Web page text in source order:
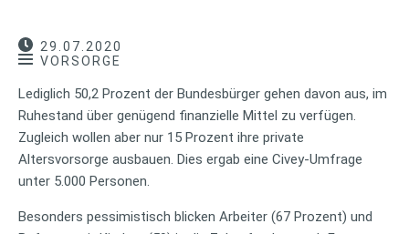
29.07.2020
VORSORGE
Lediglich 50,2 Prozent der Bundesbürger gehen davon aus, im
Ruhestand über genügend finanzielle Mittel zu verfügen.
Zugleich wollen aber nur 15 Prozent ihre private
Altersvorsorge ausbauen. Dies ergab eine Civey-Umfrage
unter 5.000 Personen.
Besonders pessimistisch blicken Arbeiter (67 Prozent) und